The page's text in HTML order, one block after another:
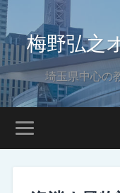
梅野弘之
埼玉県中心の